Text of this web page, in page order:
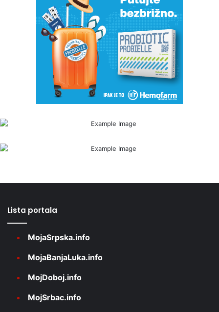
Lista portala
MojaSrpska.info
MojaBanjaLuka.info
MojDoboj.info
MojSrbac.info